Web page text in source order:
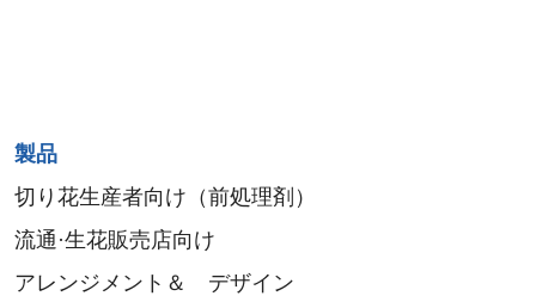
Sitemap
menu
製品
切り花生産者向け（前処理剤）
流通·生花販売店向け
アレンジメント＆ デザイン